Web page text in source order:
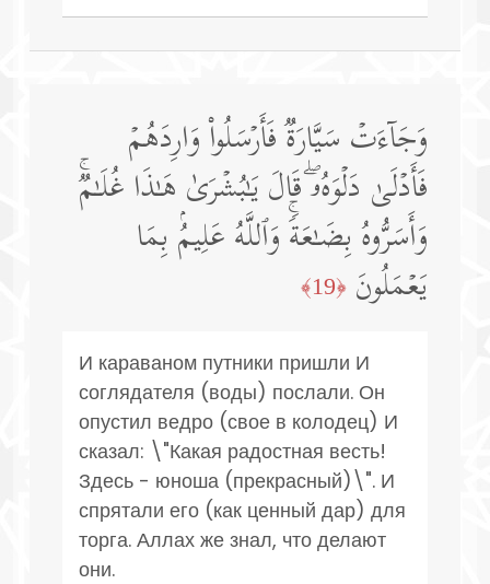
وَجَاۤءَتۡ سَیَّارَةࣱ فَأَرۡسَلُوا۟ وَارِدَهُمۡ
فَأَدۡلَىٰ دَلۡوَهُۥۖ قَالَ یَـٰبُشۡرَىٰ هَـٰذَا غُلَـٰمࣱۚ
وَأَسَرُّوهُ بِضَـٰعَةࣰۚ وَٱللَّهُ عَلِیمُۢ بِمَا
یَعۡمَلُونَ ﴿19﴾
И караваном путники пришли И
соглядателя (воды) послали. Он
опустил ведро (свое в колодец) И
сказал: \"Какая радостная весть!
Здесь - юноша (прекрасный)\". И
спрятали его (как ценный дар) для
торга. Аллах же знал, что делают
они.